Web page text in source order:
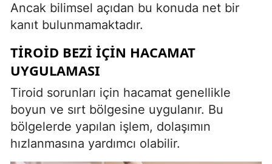
Ancak bilimsel açıdan bu konuda net bir
kanıt bulunmamaktadır.
TIROID BEZI İÇIN HACAMAT
UYGULAMASI
Tiroid sorunları için hacamat genellikle
boyun ve sırt bölgesine uygulanır. Bu
bölgelerde yapılan işlem, dolaşımın
hızlanmasına yardımcı olabilir.